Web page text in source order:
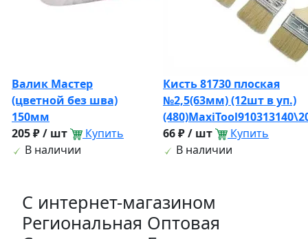
Валик Мастер
(цветной без шва)
150мм
205 ₽ / шт
Купить
В наличии
Кисть 81730 плоская
№2,5(63мм) (12шт в уп.)
66 ₽ / шт
Купить
В наличии
C интернет-магазином
Региональная Оптовая